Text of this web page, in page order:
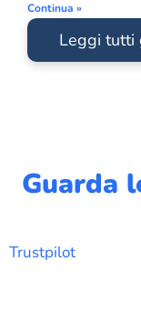
Continua »
Leggi tutti
Guarda
Trustpilot